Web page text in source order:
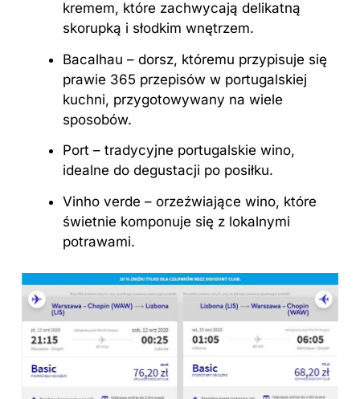
kremem, które zachwycają delikatną
skorupką i słodkim wnętrzem.
Bacalhau – dorsz, któremu przypisuje się
prawie 365 przepisów w portugalskiej
kuchni, przygotowywany na wiele
sposobów.
Port – tradycyjne portugalskie wino,
idealne do degustacji po posiłku.
Vinho verde – orzeźwiające wino, które
świetnie komponuje się z lokalnymi
potrawami.